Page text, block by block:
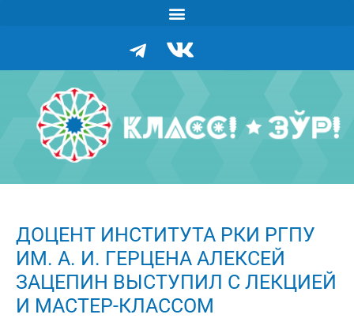
ДОЦЕНТ ИНСТИТУТА РКИ РГПУ
ИМ. А. И. ГЕРЦЕНА АЛЕКСЕЙ
ЗАЦЕПИН ВЫСТУПИЛ С ЛЕКЦИЕЙ
И МАСТЕР-КЛАССОМ